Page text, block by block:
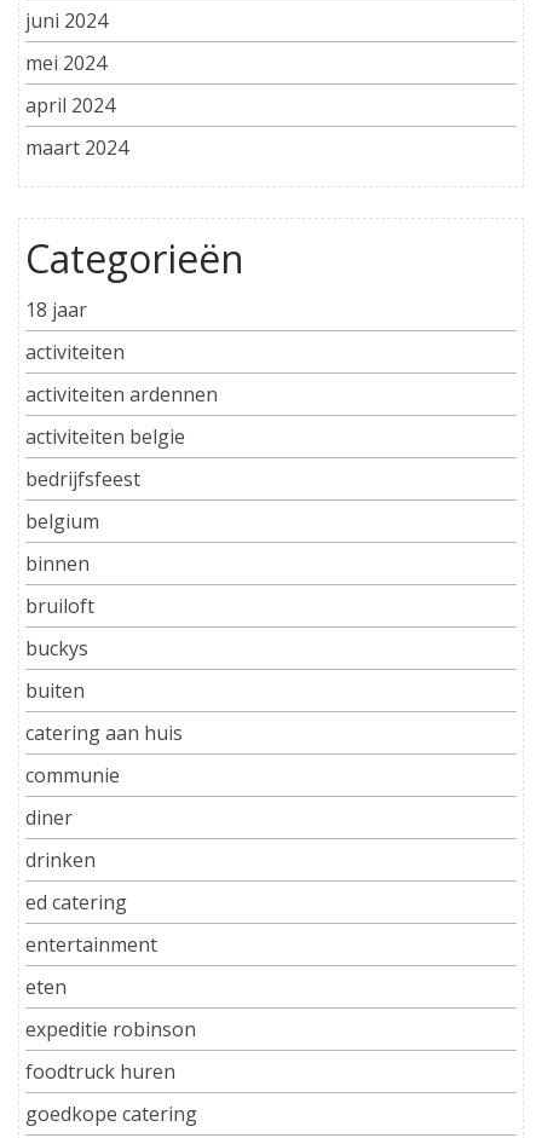
juni 2024
mei 2024
april 2024
maart 2024
Categorieën
18 jaar
activiteiten
activiteiten ardennen
activiteiten belgie
bedrijfsfeest
belgium
binnen
bruiloft
buckys
buiten
catering aan huis
communie
diner
drinken
ed catering
entertainment
eten
expeditie robinson
foodtruck huren
goedkope catering